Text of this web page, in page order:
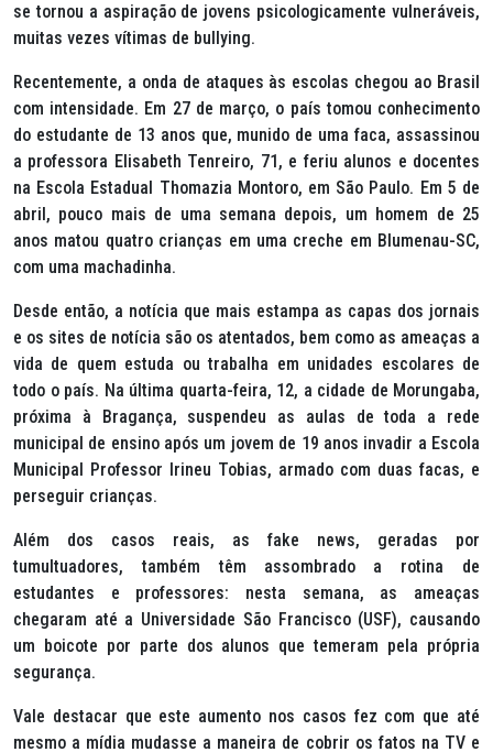
se tornou a aspiração de jovens psicologicamente vulneráveis,
muitas vezes vítimas de bullying.
Recentemente, a onda de ataques às escolas chegou ao Brasil
com intensidade. Em 27 de março, o país tomou conhecimento
do estudante de 13 anos que, munido de uma faca, assassinou
a professora Elisabeth Tenreiro, 71, e feriu alunos e docentes
na Escola Estadual Thomazia Montoro, em São Paulo. Em 5 de
abril, pouco mais de uma semana depois, um homem de 25
anos matou quatro crianças em uma creche em Blumenau-SC,
com uma machadinha.
Desde então, a notícia que mais estampa as capas dos jornais
e os sites de notícia são os atentados, bem como as ameaças a
vida de quem estuda ou trabalha em unidades escolares de
todo o país. Na última quarta-feira, 12, a cidade de Morungaba,
próxima à Bragança, suspendeu as aulas de toda a rede
municipal de ensino após um jovem de 19 anos invadir a Escola
Municipal Professor Irineu Tobias, armado com duas facas, e
perseguir crianças.
Além dos casos reais, as fake news, geradas por
tumultuadores, também têm assombrado a rotina de
estudantes e professores: nesta semana, as ameaças
chegaram até a Universidade São Francisco (USF), causando
um boicote por parte dos alunos que temeram pela própria
segurança.
Vale destacar que este aumento nos casos fez com que até
mesmo a mídia mudasse a maneira de cobrir os fatos na TV e